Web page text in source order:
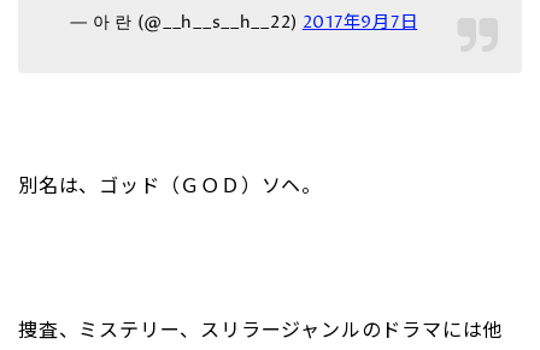
— 아 란 (@__h__s__h__22)2017年9月7日
別名は、ゴッド（ＧＯＤ）ソヘ。
捜査、ミステリー、スリラージャンルのドラマには他